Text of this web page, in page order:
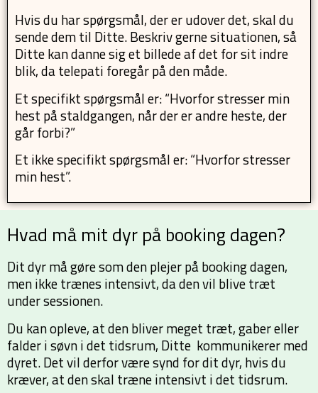
Hvis du har spørgsmål, der er udover det, skal du
sende dem til Ditte. Beskriv gerne situationen, så
Ditte kan danne sig et billede af det for sit indre
blik, da telepati foregår på den måde.
Et specifikt spørgsmål er: “Hvorfor stresser min
hest på staldgangen, når der er andre heste, der
går forbi?”
Et ikke specifikt spørgsmål er: “Hvorfor stresser
min hest”.
Hvad må mit dyr på booking dagen?
Dit dyr må gøre som den plejer på booking dagen,
men ikke trænes intensivt, da den vil blive træt
under sessionen.
Du kan opleve, at den bliver meget træt, gaber eller
falder i søvn i det tidsrum, Ditte kommunikerer med
dyret. Det vil derfor være synd for dit dyr, hvis du
kræver, at den skal træne intensivt i det tidsrum.